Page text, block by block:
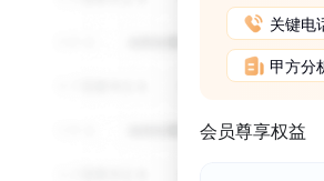
关键电
甲方分
会员尊享权益